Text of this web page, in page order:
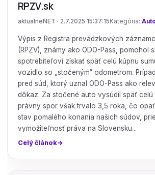
RPZV.sk
aktualneNET · 2.7.2025 15:37:15 Kategória:
Výpis z Registra prevádzkových
(RPZV), známy ako ODO-Pass, pomohol
spotrebiteľovi získať späť celú kúpnu
vozidlo so „stočeným“ odometrom.
pred súd, ktorý uznal ODO-Pass ako
dôkaz. Za stočené auto vysúdil späť celú
právny spor však trvalo 3,5 roka, čo
stav pomalého konania našich súdov,
vymožiteľnosť práva na Slovensku...
Celý článok